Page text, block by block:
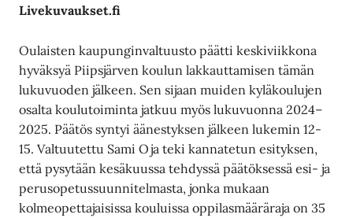
Livekuvaukset.fi
Oulaisten kaupunginvaltuusto päätti keskiviikkona
hyväksyä Piipsjärven koulun lakkauttamisen tämän
lukuvuoden jälkeen. Sen sijaan muiden kyläkoulujen
osalta koulutoiminta jatkuu myös lukuvuonna 2024–
2025. Päätös syntyi äänestyksen jälkeen lukemin 12-
15. Valtuutettu Sami Oja teki kannatetun esityksen,
että pysytään kesäkuussa tehdyssä päätöksessä esi- ja
perusopetussuunnitelmasta, jonka mukaan
kolmeopettajaisissa kouluissa oppilasmääräraja on 35